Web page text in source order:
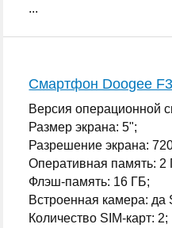
...
Смартфон Doogee
Версия операционной
Размер экрана: 5";
Разрешение экрана:
Оперативная память: 2
Флэш-память: 16 ГБ;
Встроенная камера: да
Количество SIM-карт: 2;